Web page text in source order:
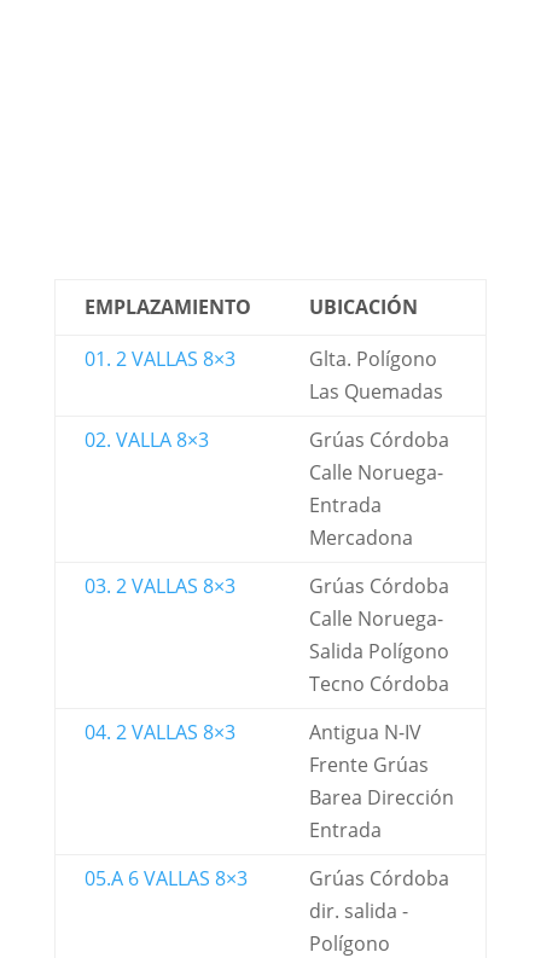
EMPLAZAMIENTO
UBICACIÓN
01. 2 VALLAS 8×3
Glta. Polígono
Las Quemadas
02. VALLA 8×3
Grúas Córdoba
Calle Noruega-
Entrada
Mercadona
03. 2 VALLAS 8×3
Grúas Córdoba
Calle Noruega-
Salida Polígono
Tecno Córdoba
04. 2 VALLAS 8×3
Antigua N-IV
Frente Grúas
Barea Dirección
Entrada
05.A 6 VALLAS 8×3
Grúas Córdoba
dir. salida -
Polígono